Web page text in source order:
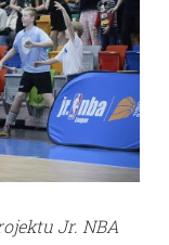
Jr. NBA